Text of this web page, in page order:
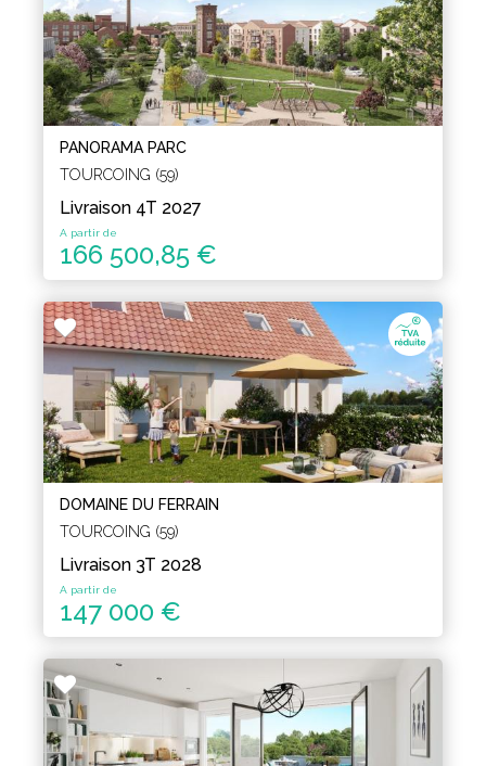
PANORAMA PARC
TOURCOING (59)
Livraison 4T 2027
A partir de
166 500,85 €
DOMAINE DU FERRAIN
TOURCOING (59)
Livraison 3T 2028
A partir de
147 000 €